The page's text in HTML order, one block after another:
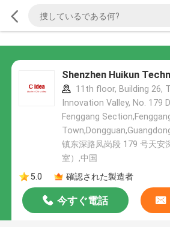
Shenzhen Huikun
11th floor, Building 26,
Innovation Valley, No. 179
Fenggang
镇东深路凤岗段 179 号天安
室）,中国
5.0
確認された製造者
今すぐ電話